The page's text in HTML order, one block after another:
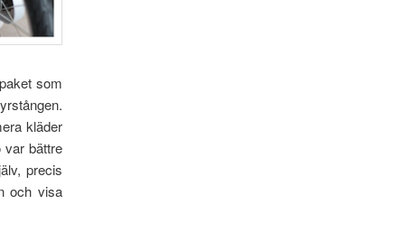
som
kläder
var bättre
precis
och visa